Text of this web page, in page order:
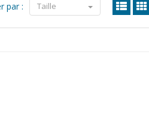
par : Taille